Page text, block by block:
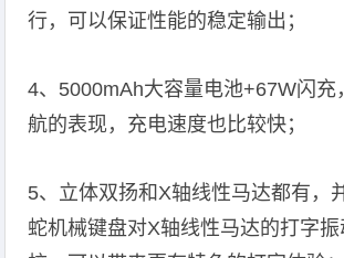
行，可以保证性能的稳定输出；
4、5000mAh大容量电池+67W闪充
航的表现，充电速度也比较快；
5、立体双扬和X轴线性马达都有，
蛇机械键盘对X轴线性马达的打字振